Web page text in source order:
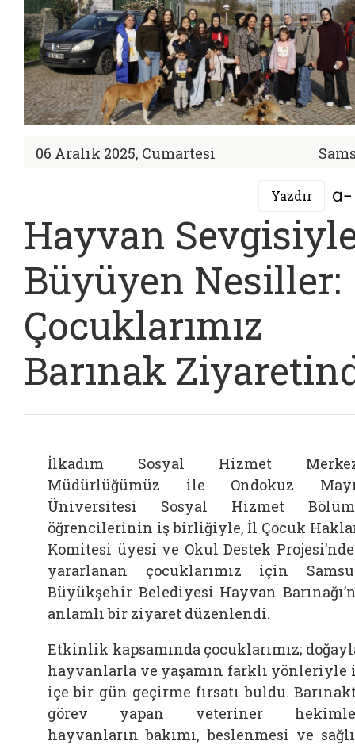
06 Aralık 2025, Cumartesi
Yazdır
Hayvan
Büyüyen Nesiller:
Çocuklarımız
Barınak
İlkadım Sosyal Hizmet
Müdürlüğümüz ile Ondokuz
Üniversitesi Sosyal Hizmet
öğrencilerinin iş birliğiyle, İl Çocuk
Komitesi üyesi ve Okul Destek
yararlanan çocuklarımız için
Büyükşehir Belediyesi Hayvan
anlamlı bir ziyaret düzenlendi.
Etkinlik kapsamında çocuklarımız;
hayvanlarla ve yaşamın farklı yönleriyle
içe bir gün geçirme fırsatı buldu.
görev yapan veteriner
hayvanların bakımı, beslenmesi ve